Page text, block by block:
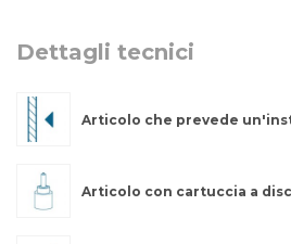
Dettagli tecnici
Articolo che prevede
Articolo con cartuccia a